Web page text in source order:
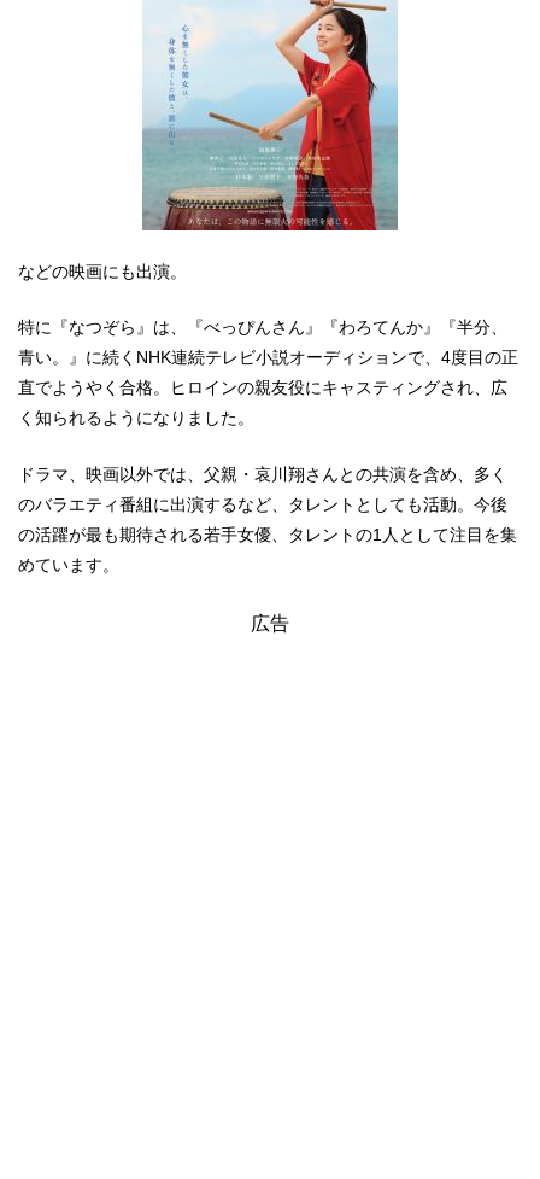
などの映画にも出演。
特に『なつぞら』は、『べっぴんさん』『わろてんか』『半分、
青い。』に続くNHK連続テレビ小説オーディションで、4度目の正
直でようやく合格。ヒロインの親友役にキャスティングされ、広
く知られるようになりました。
ドラマ、映画以外では、父親・哀川翔さんとの共演を含め、多く
のバラエティ番組に出演するなど、タレントとしても活動。今後
の活躍が最も期待される若手女優、タレントの1人として注目を集
めています。
広告